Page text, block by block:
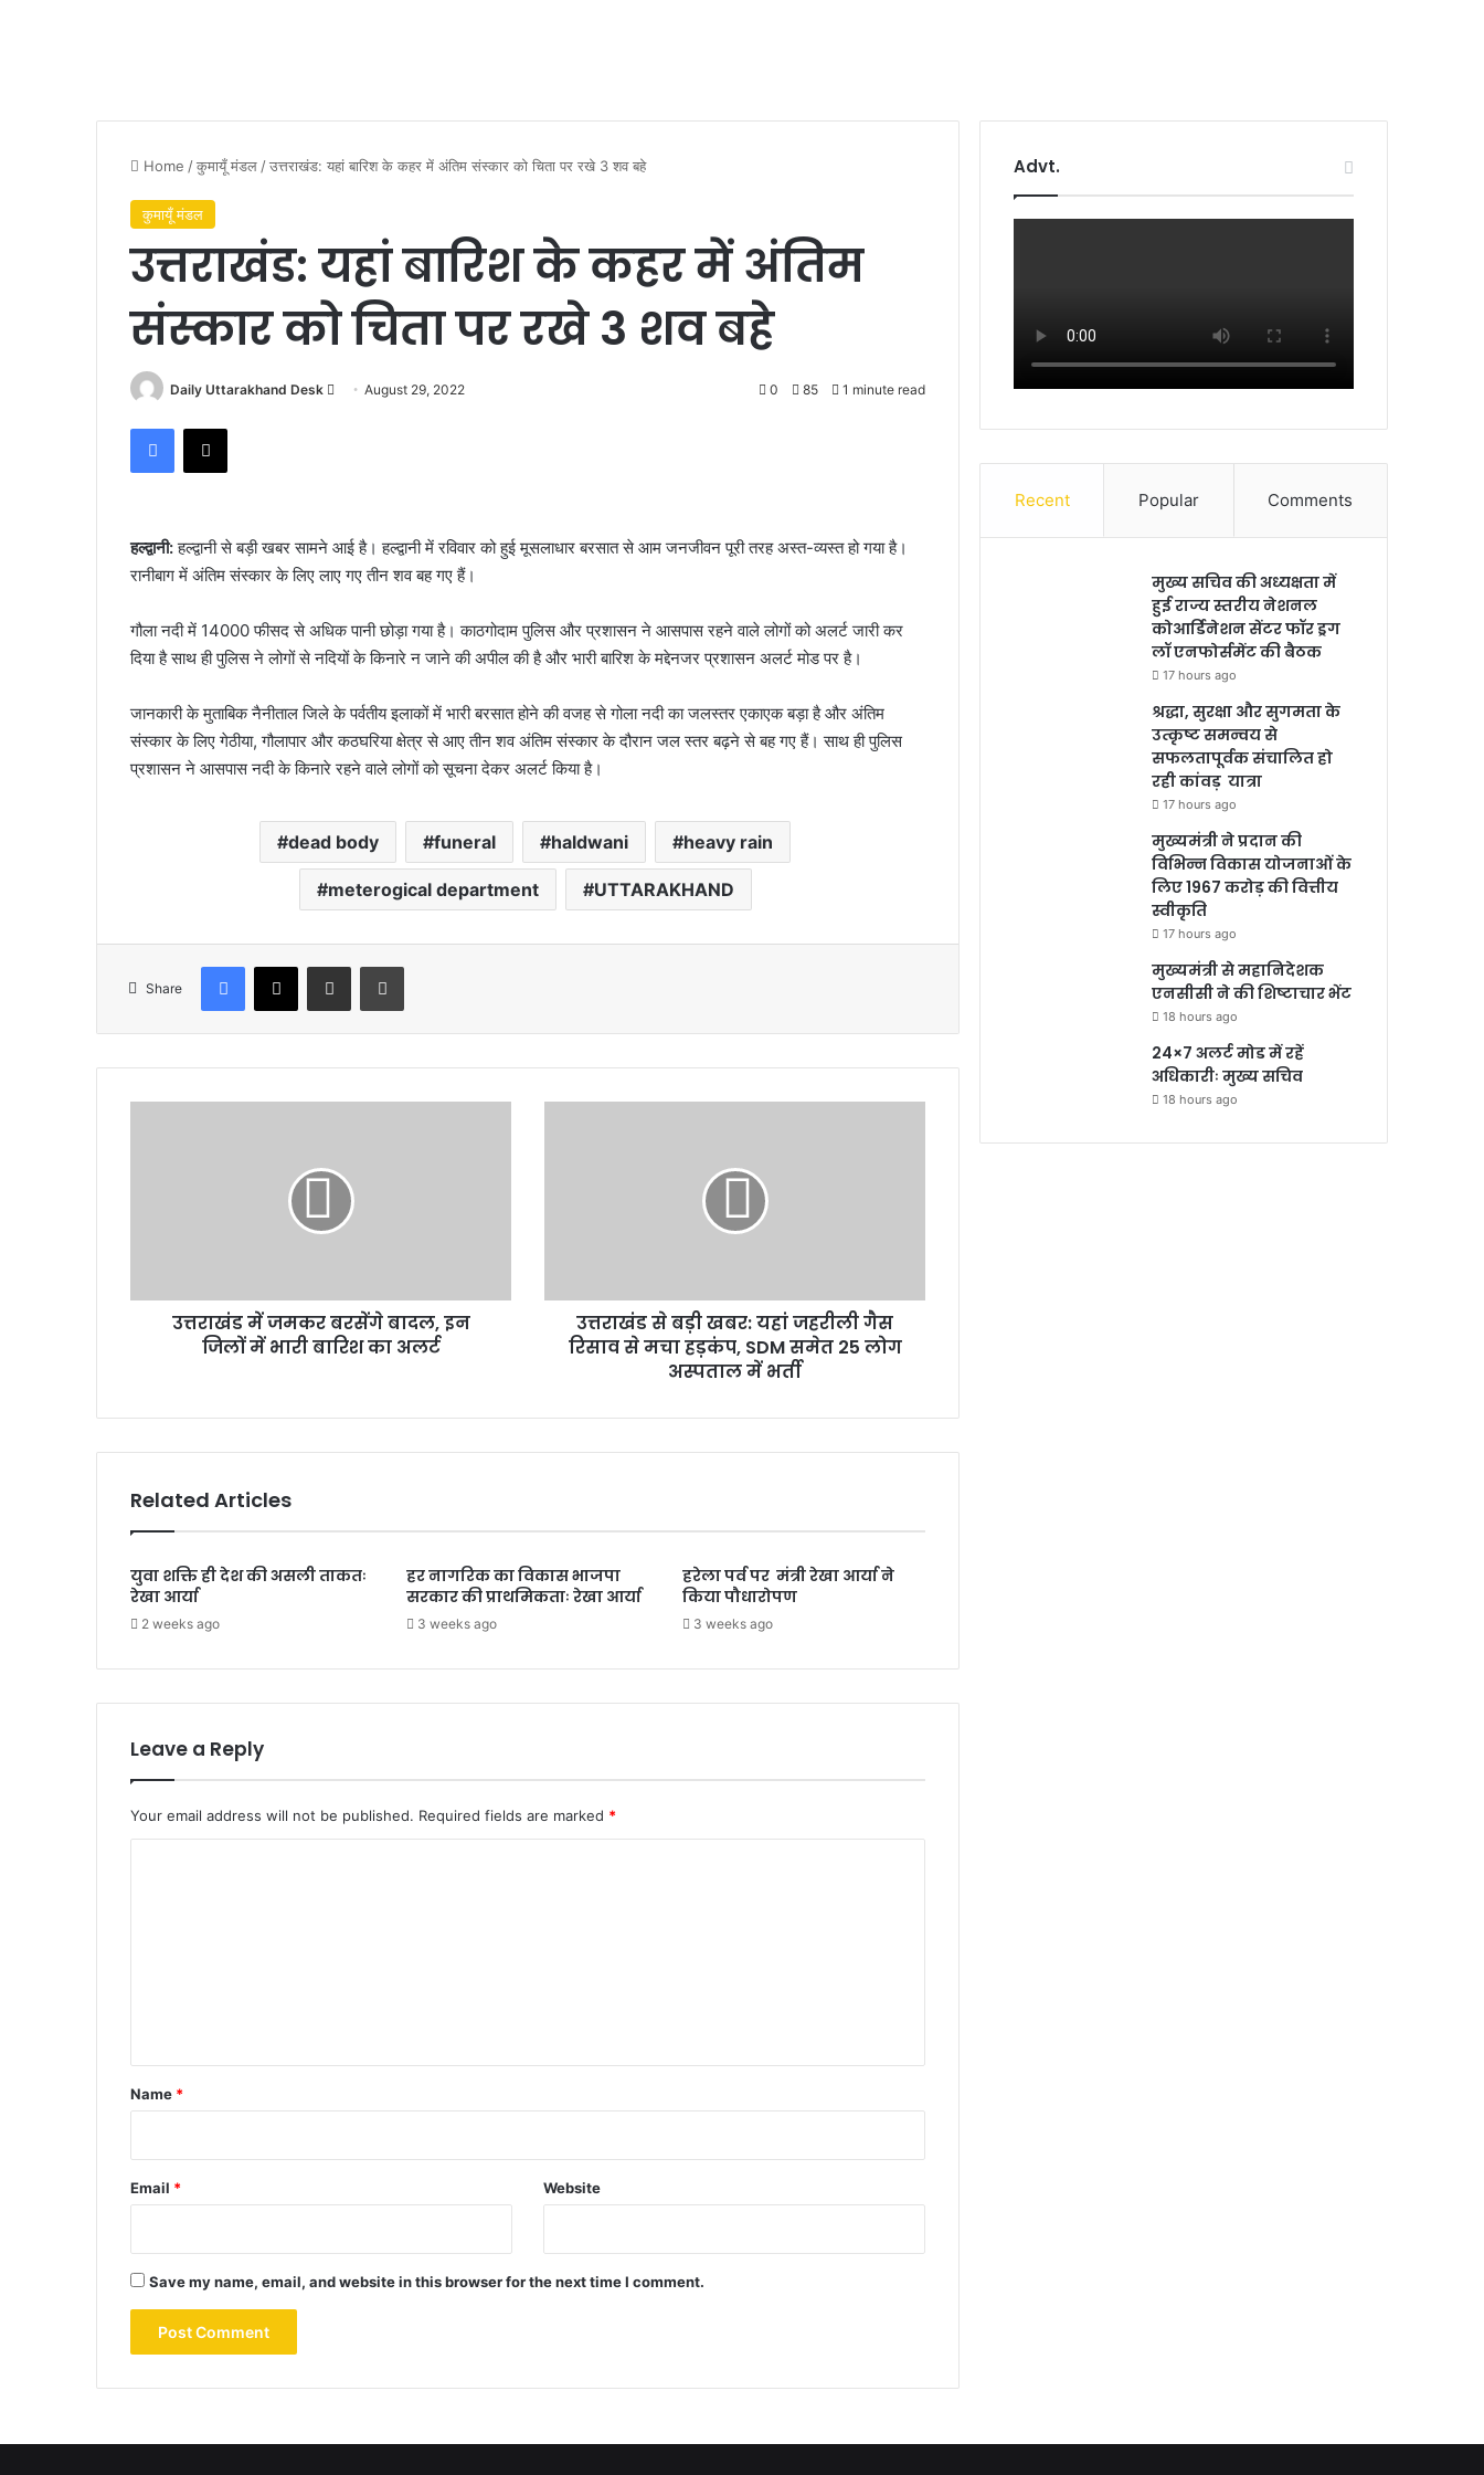
Home /कुमायूँ मंडल /उत्तराखंड: यहां बारिश के कहर में अंतिम संस्कार को चिता पर रखे 3 शव बहे
कुमायूँ मंडल
उत्तराखंड: यहां बारिश के कहर में अंतिम
संस्कार को चिता पर रखे 3 शव बहे
Daily Uttarakhand Desk
SendAugust 29, 2022 0 85 1 minute read
Facebook
X
हल्द्वानी:हल्द्वानी से बड़ी खबर सामने आई है। हल्द्वानी में रविवार को हुई मूसलाधार बरसात से आम जनजीवन पूरी तरह अस्त-व्यस्त हो गया है।
रानीबाग में अंतिम संस्कार के लिए लाए गए तीन शव बह गए हैं।
गौला नदी में 14000 फीसद से अधिक पानी छोड़ा गया है। काठगोदाम पुलिस और प्रशासन ने आसपास रहने वाले लोगों को अलर्ट जारी कर
दिया है साथ ही पुलिस ने लोगों से नदियों के किनारे न जाने की अपील की है और भारी बारिश के मद्देनजर प्रशासन अलर्ट मोड पर है।
जानकारी के मुताबिक नैनीताल जिले के पर्वतीय इलाकों में भारी बरसात होने की वजह से गोला नदी का जलस्तर एकाएक बड़ा है और अंतिम
संस्कार के लिए गेठीया, गौलापार और कठघरिया क्षेत्र से आए तीन शव अंतिम संस्कार के दौरान जल स्तर बढ़ने से बह गए हैं। साथ ही पुलिस
प्रशासन ने आसपास नदी के किनारे रहने वाले लोगों को सूचना देकर अलर्ट किया है।
dead body funeral haldwani heavy rain
meterogical department UTTARAKHAND
Share
Facebook
X Share via Email Print
भारी
उत्तराखंड में जमकर बरसेंगे बादल, इन
जिलों में भारी बारिश का अलर्ट
से
हड़कंप,
25
उत्तराखंड से बड़ी खबर: यहां जहरीली गैस
रिसाव से मचा हड़कंप, SDM समेत 25 लोग
अस्पताल में भर्ती
Related Articles
युवा शक्ति ही देश की असली ताकतः
रेखा आर्या
2 weeks ago
हर नागरिक का विकास भाजपा
सरकार की प्राथमिकताः रेखा आर्या
3 weeks ago
हरेला पर्व पर मंत्री रेखा आर्या ने
किया पौधारोपण
3 weeks ago
Leave a Reply
Your email address will not be published. Required fields are marked *
*
Name *
Email * Website
Save my name, email, and website in this browser for the next time I comment.
Advt.
Recent Popular Comments
मुख्य सचिव की अध्यक्षता में
हुई राज्य स्तरीय नेशनल
कोआर्डिनेशन सेंटर फॉर ड्रग
लॉ एनफोर्समेंट की बैठक
17 hours ago
श्रद्धा, सुरक्षा और सुगमता के
उत्कृष्ट समन्वय से
सफलतापूर्वक संचालित हो
रही कांवड़ यात्रा
17 hours ago
मुख्यमंत्री ने प्रदान की
विभिन्न विकास योजनाओं के
लिए 1967 करोड़ की वित्तीय
स्वीकृति
17 hours ago
मुख्यमंत्री से महानिदेशक
एनसीसी ने की शिष्टाचार भेंट
18 hours ago
24×7 अलर्ट मोड में रहें
अधिकारीः मुख्य सचिव
18 hours ago